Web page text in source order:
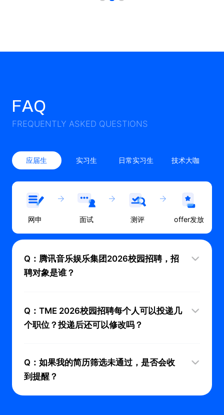
FAQ
FREQUENTLY ASKED QUESTIONS
应届生 实习生 日常实习生 技术大咖
网申 面试 测评 offer发放
Q：腾讯音乐娱乐集团2026校园招聘，招
聘对象是谁？
Q：TME 2026校园招聘每个人可以投递几
个职位？投递后还可以修改吗？
Q：如果我的简历筛选未通过，是否会收
到提醒？